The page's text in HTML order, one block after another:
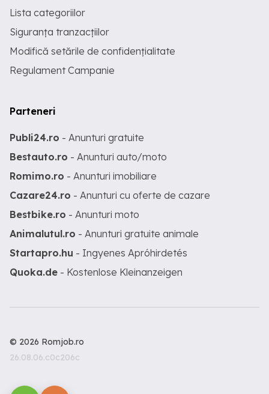
Lista categoriilor
Siguranța tranzacțiilor
Modifică setările de confidențialitate
Regulament Campanie
Parteneri
Publi24.ro - Anunturi gratuite
Bestauto.ro - Anunturi auto/moto
Romimo.ro - Anunturi imobiliare
Cazare24.ro - Anunturi cu oferte de cazare
Bestbike.ro - Anunturi moto
Animalutul.ro - Anunturi gratuite animale
Startapro.hu - Ingyenes Apróhirdetés
Quoka.de - Kostenlose Kleinanzeigen
© 2026 Romjob.ro
26.08.06.c0c206c